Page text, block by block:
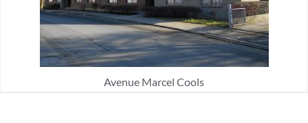
Avenue Marcel Cools